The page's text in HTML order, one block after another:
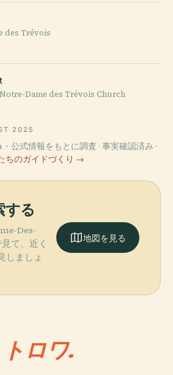
des Trévois
Dame des Trévois Church
2025
式情報をもとに調査 · 事実確認済み ·
ちのガイドづくり →
する
Des-
て、近く
しましょ
地図を見る
トロワ.